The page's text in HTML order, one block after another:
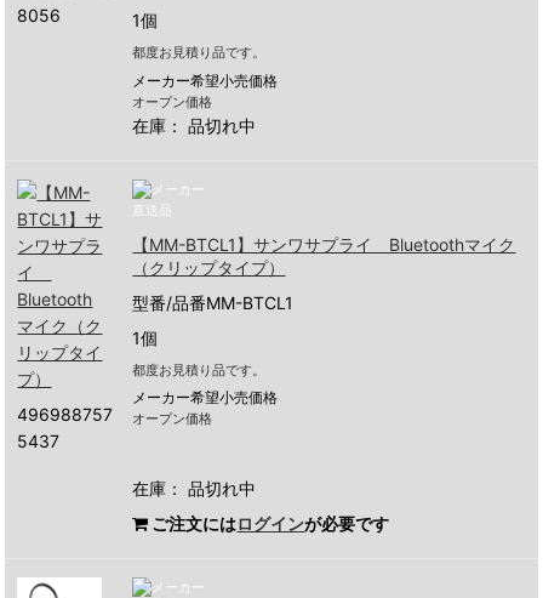
8056
1個
都度お見積り品です。
メーカー希望小売価格
オープン価格
在庫：品切れ中
496988757
5437
【MM-BTCL1】サンワサプライ Bluetoothマイク
（クリップタイプ）
型番/品番MM-BTCL1
1個
都度お見積り品です。
メーカー希望小売価格
オープン価格
在庫：品切れ中
ご注文にはログインが必要です